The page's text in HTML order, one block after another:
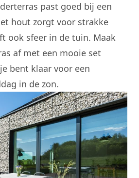
past goed bij een
hout zorgt voor strakke
ook sfeer in de tuin. Maak
af met een mooie set
bent klaar voor een
in de zon.